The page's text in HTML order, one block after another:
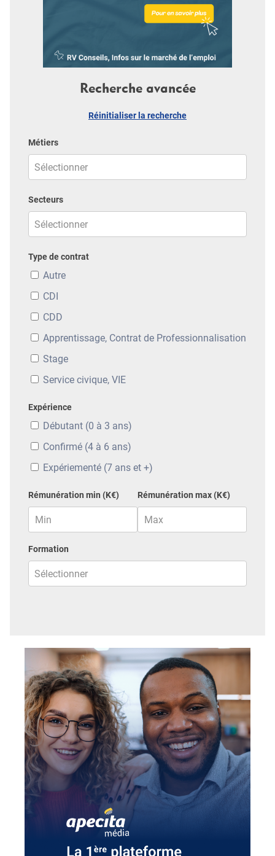
Recherche avancée
Réinitialiser la recherche
Métiers
Secteurs
Type de contrat
Autre
CDI
CDD
Apprentissage, Contrat de Professionnalisation
Stage
Service civique, VIE
Expérience
Débutant (0 à 3 ans)
Confirmé (4 à 6 ans)
Expériementé (7 ans et +)
Rémunération min (K€) Rémunération max (K€)
Formation